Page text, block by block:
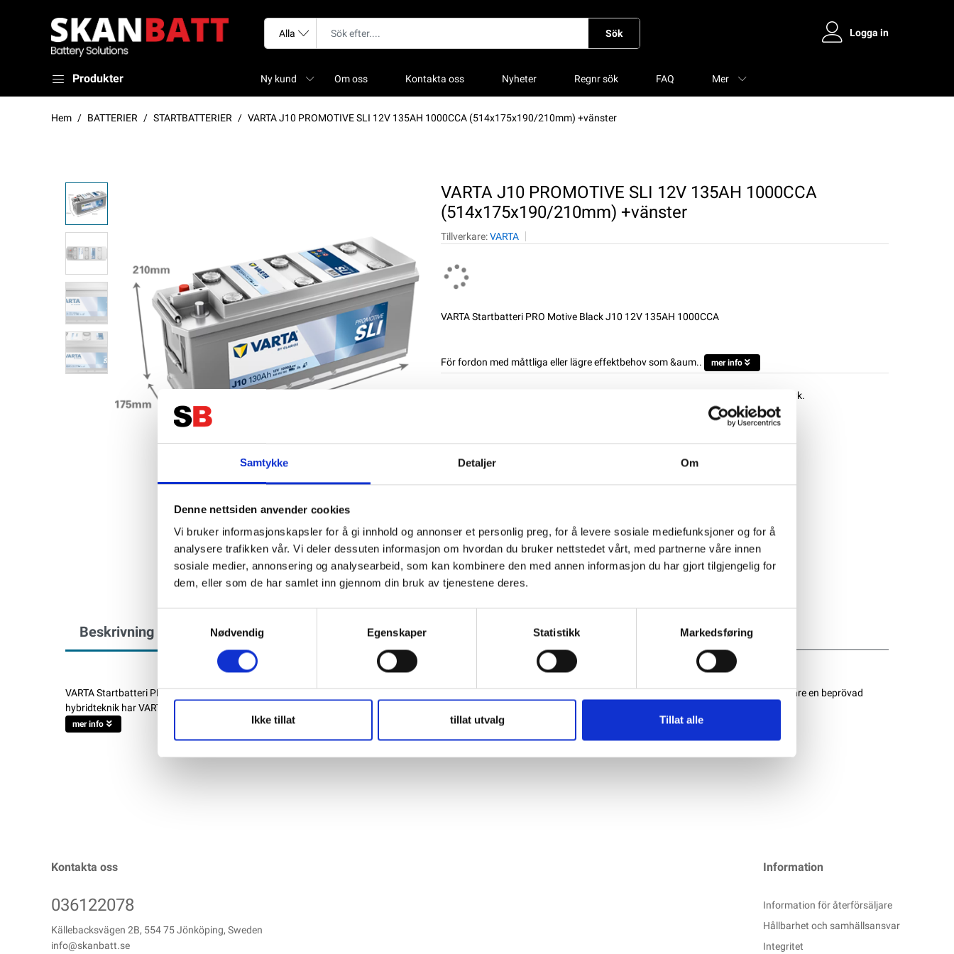
Samtykke Detaljer Om
Denne nettsiden anvender cookies
Vi bruker informasjonskapsler for å gi innhold og annonser et personlig preg, for å levere sosiale mediefunksjoner og for å
analysere trafikken vår. Vi deler dessuten informasjon om hvordan du bruker nettstedet vårt, med partnerne våre innen
sosiale medier, annonsering og analysearbeid, som kan kombinere den med annen informasjon du har gjort tilgjengelig for
dem, eller som de har samlet inn gjennom din bruk av tjenestene deres.
Nødvendig
Egenskaper Statistikk Markedsføring
Ikke tillat tillat utvalg Tillat alle
Sök Logga in
Produkter Ny kund Om oss Kontakta oss Nyheter Regnr sök FAQ Mer
Hem BATTERIER STARTBATTERIER VARTA J10 PROMOTIVE SLI 12V 135AH 1000CCA (514x175x190/210mm) +vänster
VARTA J10 PROMOTIVE SLI 12V 135AH 1000CCA
(514x175x190/210mm) +vänster
Tillverkare:VARTA
VARTA Startbatteri PRO Motive Black J10 12V 135AH 1000CCA
För fordon med måttliga eller lägre effektbehov som &aum.. mer info
NB: Alla batterier bör laddas till 100% med en lämplig laddare innan de tas i bruk.
Kategorier: STARTBATTERIER
Dela den här produkten
Beskrivning Specifikation
VARTA Startbatteri PROMOTIVE SLI J10 12V 135AH 1000CCA För fordon med måttliga eller lägre effektbehov som ändå behöver prestanda som du kan lita på. Tack vare en beprövad
hybridteknik har VARTA® PROMOTIVE SLI enastående kapacitetsreserver. Under normala arbetsförhållanden är den helt
mer info
Kontakta oss
036122078
Källebacksvägen 2B, 554 75 Jönköping, Sweden
info@skanbatt.se
Information
Information för återförsäljare
Hållbarhet och samhällsansvar
Integritet